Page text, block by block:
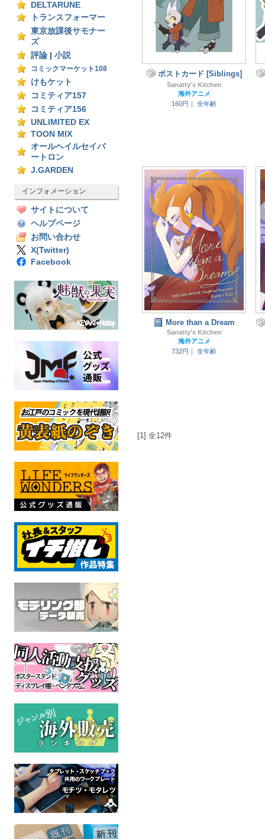
DELTARUNE
トランスフォーマー
東京放課後サモナー
ズ
評論
小説
コミックマーケット108
けもケット
コミティア157
コミティア156
UNLIMITED EX
TOON MIX
オールヘイルセイバ
ートロン
J.GARDEN
インフォメーション
サイトについて
ヘルプページ
お問い合わせ
X(Twitter)
Facebook
ポストカード [Siblings]
Sanatty's Kitchen
海外アニメ
160円｜
全年齢
More than a Dream
Sanatty's Kitchen
海外アニメ
732円｜
全年齢
[1] 全12件